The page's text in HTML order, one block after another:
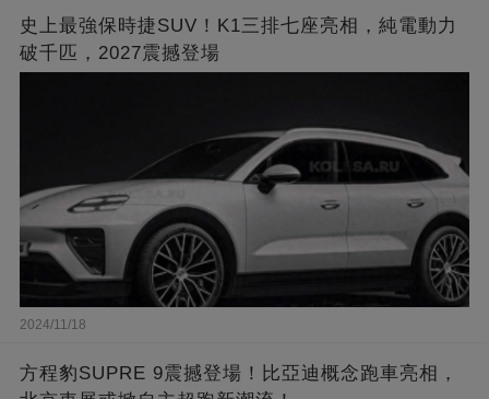
史上最強保時捷SUV！K1三排七座亮相，純電動力
破千匹，2027震撼登場
2024/11/18
方程豹SUPRE 9震撼登場！比亞迪概念跑車亮相，